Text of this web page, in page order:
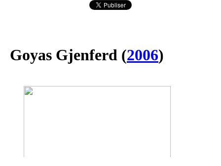
Goyas Gjenferd (2006)